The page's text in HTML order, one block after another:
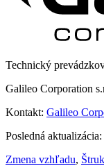
Technický
Galileo Corporation
Kontakt: Galileo
Posledná
Zmena vzhľadu,